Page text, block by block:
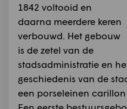
1842 voltooid en
daarna meerdere keren
verbouwd. Het gebouw
is de zetel van de
stadsadministratie en
geschiedenis van de
een porseleinen carillon
Een eerste